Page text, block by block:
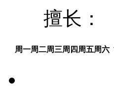
擅长：
周一周二周三周四 周五周六